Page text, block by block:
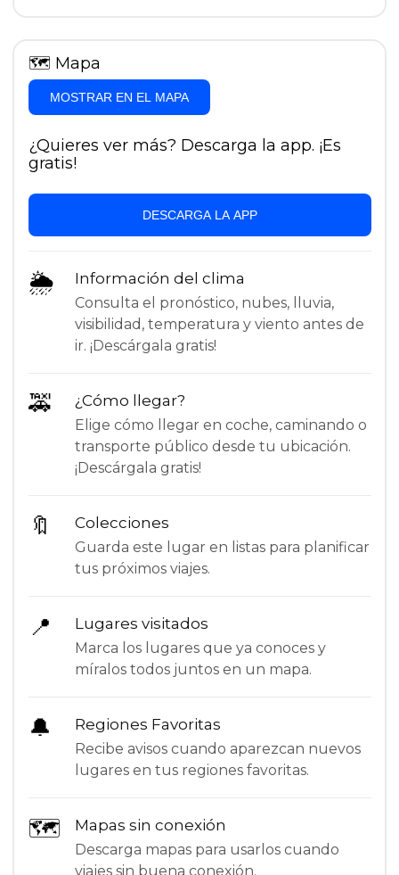
🗺 Mapa
MOSTRAR EN EL MAPA
¿Quieres ver más? Descarga la app. ¡Es
gratis!
DESCARGA LA APP
🌦 Información del clima
Consulta el pronóstico, nubes, lluvia,
visibilidad, temperatura y viento antes de
ir. ¡Descárgala gratis!
🚕 ¿Cómo llegar?
Elige cómo llegar en coche, caminando o
transporte público desde tu ubicación.
¡Descárgala gratis!
🔖 Colecciones
Guarda este lugar en listas para planificar
tus próximos viajes.
📍 Lugares visitados
Marca los lugares que ya conoces y
míralos todos juntos en un mapa.
🔔 Regiones Favoritas
Recibe avisos cuando aparezcan nuevos
lugares en tus regiones favoritas.
🗺 Mapas sin conexión
Descarga mapas para usarlos cuando
viajes sin buena conexión.